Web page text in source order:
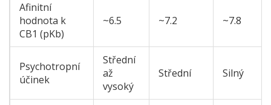
Afinitní
hodnota k
CB1 (pKb)
~6.5 ~7.2 ~7.8
Psychotropní
účinek
Střední
až
vysoký
Střední Silný